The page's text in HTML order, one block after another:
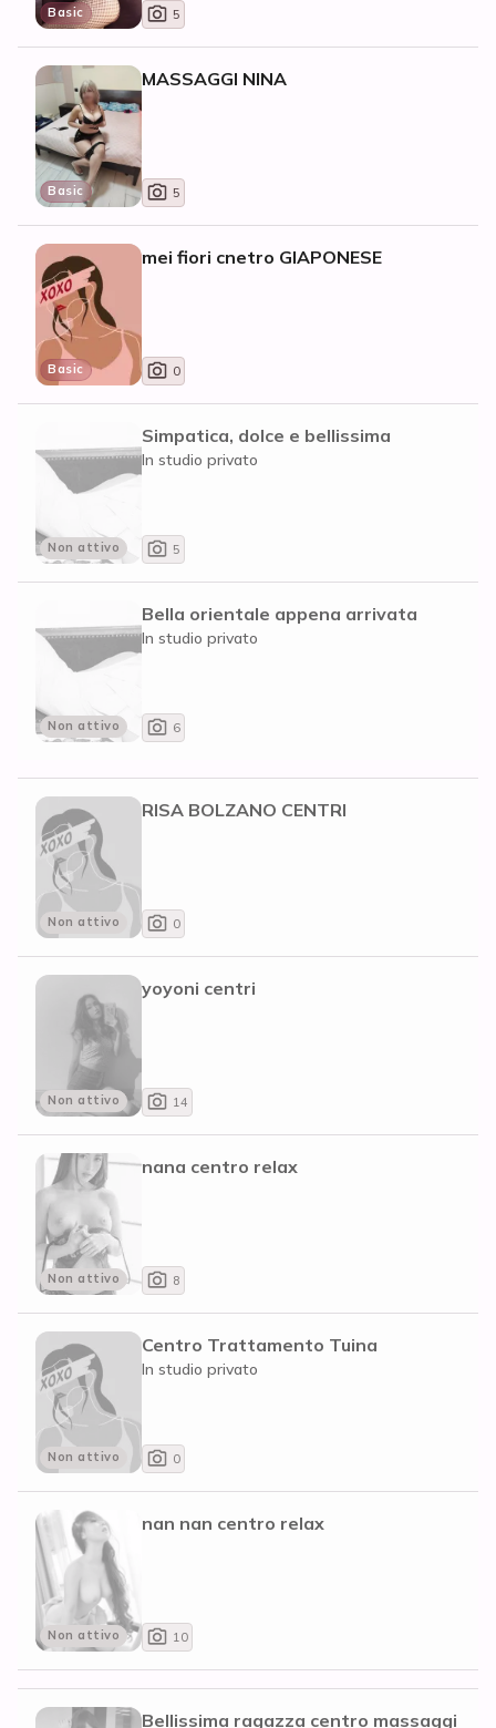
Basic 5
Basic
MASSAGGI NINA
5
Basic
mei fiori cnetro GIAPONESE
0
Non attivo
Simpatica, dolce e bellissima
In studio privato
5
Non attivo
Bella orientale appena arrivata
In studio privato
6
Non attivo
RISA BOLZANO CENTRI
0
Non attivo
yoyoni centri
14
Non attivo
nana centro relax
8
Non attivo
Centro Trattamento Tuina
In studio privato
0
Non attivo
nan nan centro relax
10
Bellissima ragazza centro massaggi